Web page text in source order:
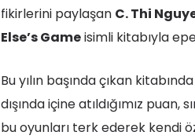
fikirlerini paylaşan C. Thi
Else’s Gameisimli kitabıyla
Bu yılın başında çıkan
dışında içine atıldığımız
bu oyunları terk ederek kendi